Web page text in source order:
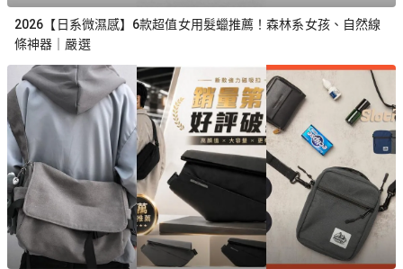
2026【日系微濕感】6款超值女用髮蠟推薦！森林系女孩、自然線
條神器｜嚴選